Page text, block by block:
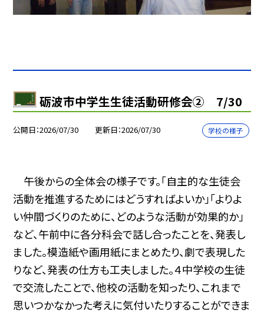
砺波市中学生生徒活動研修会② 7/30
公開日 2026/07/30 更新日 2026/07/30 学校の様子
午後からの全体会の様子です。「自主的な生徒会
活動を推進するためにはどうすればよいか」「よりよ
い仲間づくりのために、どのような活動が効果的か」
など、午前中に各分科会で話し合ったことを、発表し
ました。模造紙や画用紙にまとめたり、劇で表現した
りなど、発表の仕方も工夫しました。４中学校の生徒
で交流したことで、他校の活動を知ったり、これまで
思いつかなかった考えに気付いたりすることができま